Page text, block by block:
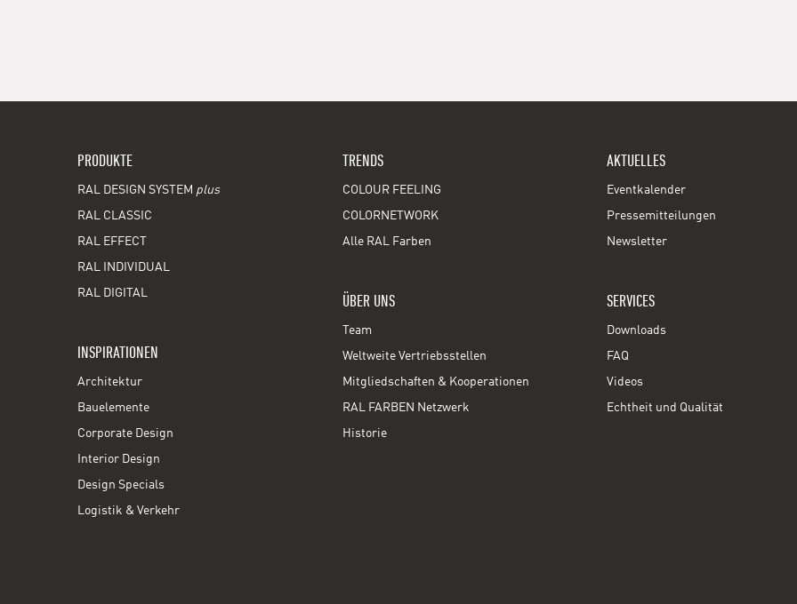
PRODUKTE
RAL DESIGN SYSTEM plus
RAL CLASSIC
RAL EFFECT
RAL INDIVIDUAL
RAL DIGITAL
INSPIRATIONEN
Architektur
Bauelemente
Corporate Design
Interior Design
Design Specials
Logistik & Verkehr
TRENDS
COLOUR FEELING
COLORNETWORK
Alle RAL Farben
ÜBER UNS
Team
Weltweite Vertriebsstellen
Mitgliedschaften & Kooperationen
RAL FARBEN Netzwerk
Historie
AKTUELLES
Eventkalender
Pressemitteilungen
Newsletter
SERVICES
Downloads
FAQ
Videos
Echtheit und Qualität